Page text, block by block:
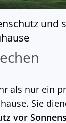
und
als nur ein
Sie
vor